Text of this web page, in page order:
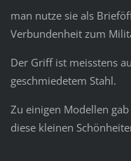
man nutze sie als
Verbundenheit zum
Der Griff ist meisstens
geschmiedetem Stahl.
Zu einigen Modellen
diese kleinen